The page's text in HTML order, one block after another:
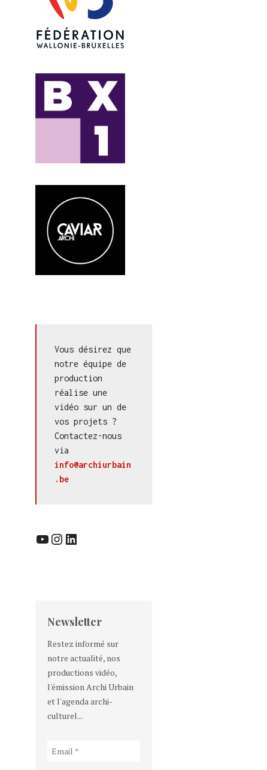
Vous désirez que
notre équipe de
production
réalise une
vidéo sur un de
vos projets ?
Contactez-nous
info@archiurbain
.be
YouTube InstagramLinkedIn
Newsletter
Restez informé sur
notre actualité, nos
productions vidéo,
l'émission Archi Urbain
et l'agenda archi-
culturel...